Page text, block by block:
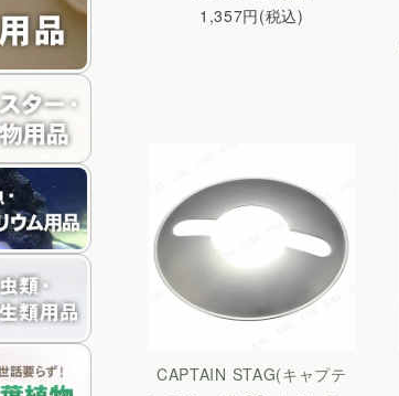
1,357円(税込)
CAPTAIN STAG(キャプテ